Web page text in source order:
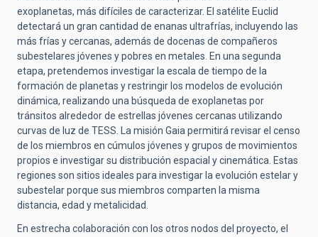
exoplanetas, más difíciles de caracterizar. El satélite Euclid
detectará un gran cantidad de enanas ultrafrías, incluyendo las
más frías y cercanas, además de docenas de compañeros
subestelares jóvenes y pobres en metales. En una segunda
etapa, pretendemos investigar la escala de tiempo de la
formación de planetas y restringir los modelos de evolución
dinámica, realizando una búsqueda de exoplanetas por
tránsitos alrededor de estrellas jóvenes cercanas utilizando
curvas de luz de TESS. La misión Gaia permitirá revisar el censo
de los miembros en cúmulos jóvenes y grupos de movimientos
propios e investigar su distribución espacial y cinemática. Estas
regiones son sitios ideales para investigar la evolución estelar y
subestelar porque sus miembros comparten la misma
distancia, edad y metalicidad.
En estrecha colaboración con los otros nodos del proyecto, el